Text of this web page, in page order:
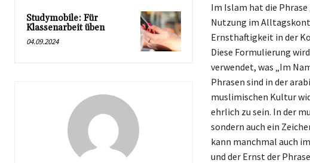
Studymobile: Für
Klassenarbeit üben
04.09.2024
Im Islam hat die
Nutzung im
Ernsthaftigkeit in der
Diese Formulierung
verwendet, was „Im
Phrasen sind in der
muslimischen Kultur
ehrlich zu sein. In der
sondern auch ein
kann manchmal auch
und der Ernst der